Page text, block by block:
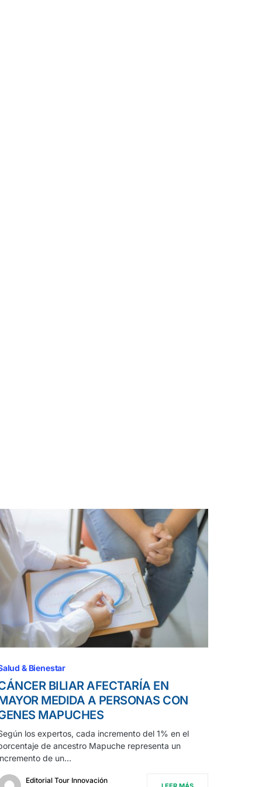
& Bienestar
BILIAR AFECTARÍA EN
MEDIDA A PERSONAS CON
MAPUCHES
los expertos, cada incremento del 1% en el
de ancestro Mapuche representa un
de un…
Editorial Tour Innovación